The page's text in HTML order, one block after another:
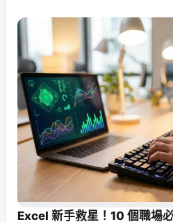
Excel 新手救星！10 個職場